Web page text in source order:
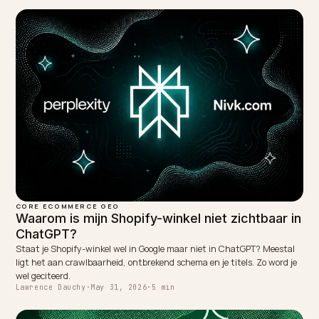
WRITTEN BY
Lawrence Dauchy
Lawrence Dauchy is a certified SEO and GEO expert and a
partner at Nivk.com. He specializes in getting ecommerce
stores cited in the new AI search engines like ChatGPT,
LinkedIn Site
← PREVIOUS
Shopify